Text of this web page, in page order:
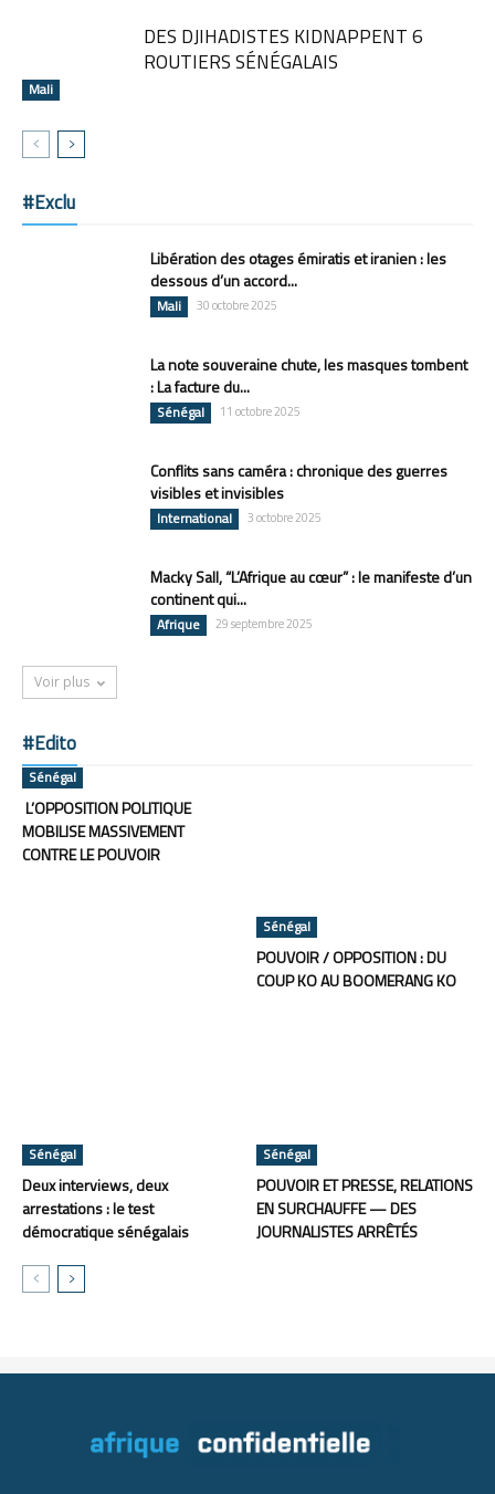
Mali
DES DJIHADISTES KIDNAPPENT 6
ROUTIERS SÉNÉGALAIS
#Exclu
Libération des otages émiratis et iranien : les
dessous d’un accord...
Mali 30 octobre 2025
La note souveraine chute, les masques tombent
: La facture du...
Sénégal 11 octobre 2025
Conflits sans caméra : chronique des guerres
visibles et invisibles
International 3 octobre 2025
Macky Sall, “L’Afrique au cœur” : le manifeste d’un
continent qui...
Afrique 29 septembre 2025
Voir plus
#Edito
Sénégal
L’OPPOSITION POLITIQUE
MOBILISE MASSIVEMENT
CONTRE LE POUVOIR
Sénégal
POUVOIR / OPPOSITION : DU
COUP KO AU BOOMERANG KO
Sénégal
Deux interviews, deux
arrestations : le test
démocratique sénégalais
Sénégal
POUVOIR ET PRESSE, RELATIONS
EN SURCHAUFFE — DES
JOURNALISTES ARRÊTÉS